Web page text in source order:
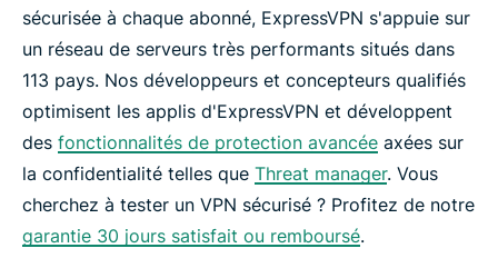
sécurisée à chaque abonné, ExpressVPN s'appuie sur
un réseau de serveurs très performants situés dans
113 pays. Nos développeurs et concepteurs qualifiés
optimisent les applis d'ExpressVPN et développent
des fonctionnalités de protection avancée axées sur
la confidentialité telles que Threat manager. Vous
cherchez à tester un VPN sécurisé ? Profitez de notre
garantie 30 jours satisfait ou remboursé.